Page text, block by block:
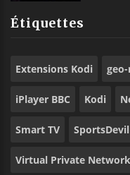
Étiquettes
Extensions Kodi
iPlayer BBC Kodi
Smart TV SportsDevil
Virtual Private Network